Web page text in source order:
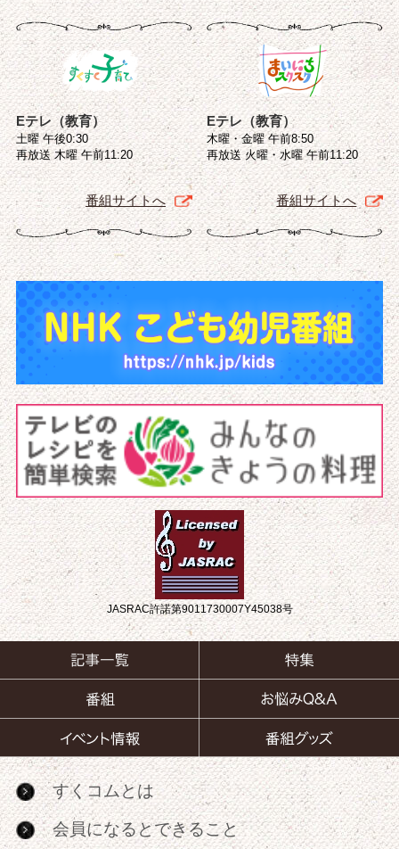
Eテレ（教育）
土曜 午後0:30
再放送 木曜 午前11:20
番組サイトへ
Eテレ（教育）
木曜・金曜 午前8:50
再放送 火曜・水曜 午前11:20
番組サイトへ
JASRAC許諾第9011730007Y45038号
すくコムとは
会員になるとできること